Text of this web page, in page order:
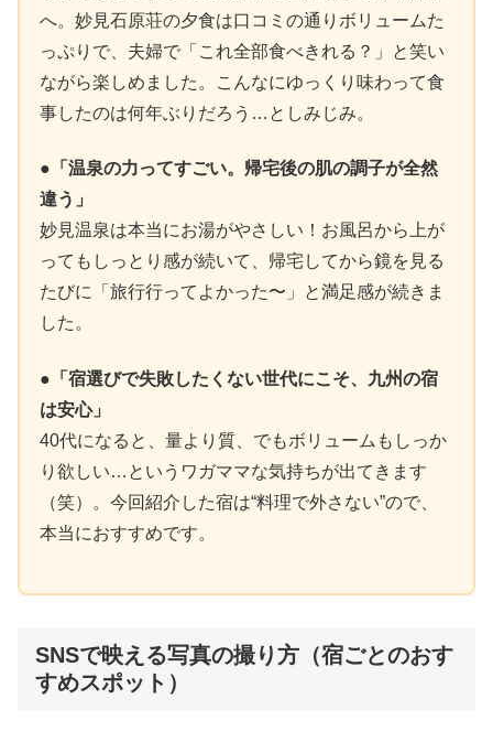
へ。妙見石原荘の夕食は口コミの通りボリュームた
っぷりで、夫婦で「これ全部食べきれる？」と笑い
ながら楽しめました。こんなにゆっくり味わって食
事したのは何年ぶりだろう…としみじみ。
●「温泉の力ってすごい。帰宅後の肌の調子が全然
違う」
妙見温泉は本当にお湯がやさしい！お風呂から上が
ってもしっとり感が続いて、帰宅してから鏡を見る
たびに「旅行行ってよかった〜」と満足感が続きま
した。
●「宿選びで失敗したくない世代にこそ、九州の宿
は安心」
40代になると、量より質、でもボリュームもしっか
り欲しい…というワガママな気持ちが出てきます
（笑）。今回紹介した宿は“料理で外さない”ので、
本当におすすめです。
SNSで映える写真の撮り方（宿ごとのおす
すめスポット）